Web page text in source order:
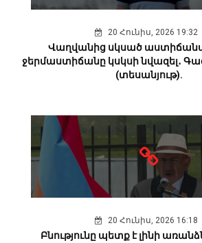
20 Հունիս, 2026 19:32
Վաղվանից սկսած
ջերմաստիճանը կսկսի նվազել․
(տեսանյութ).
20 Հունիս, 2026 16:18
Բնությունը պետք է լինի